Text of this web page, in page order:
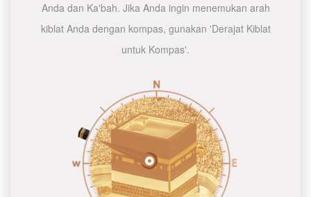
Anda dan Ka'bah. Jika Anda ingin menemukan arah
kiblat Anda dengan kompas, gunakan 'Derajat Kiblat
untuk Kompas'.